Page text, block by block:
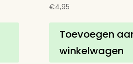
€4,95
Toevoegen
winkelwagen